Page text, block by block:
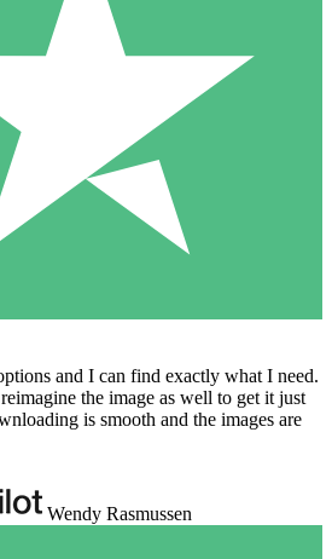
and I can find exactly what I need.
the image as well to get it just
is smooth and the images are
Wendy Rasmussen